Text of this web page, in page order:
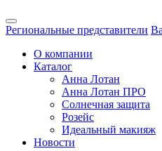
Региональные представители
О компании
Каталог
Анна Лотан
Анна Лотан ПРО
Солнечная защита
Розейс
Идеальный макияж
Новости